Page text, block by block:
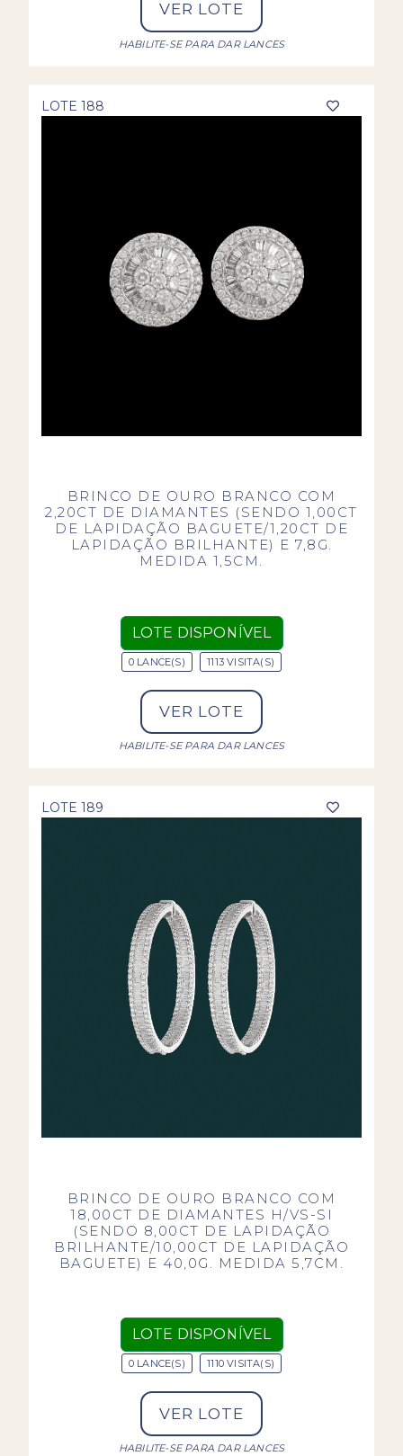
VER LOTE
HABILITE-SE PARA DAR LANCES
LOTE 188
BRINCO DE OURO BRANCO COM
2,20CT DE DIAMANTES (SENDO 1,00CT
DE LAPIDAÇÃO BAGUETE/1,20CT DE
LAPIDAÇÃO BRILHANTE) E 7,8G.
MEDIDA 1,5CM.
LOTE DISPONÍVEL
0 LANCE(S) 1113 VISITA(S)
VER LOTE
HABILITE-SE PARA DAR LANCES
LOTE 189
BRINCO DE OURO BRANCO COM
18,00CT DE DIAMANTES H/VS-SI
(SENDO 8,00CT DE LAPIDAÇÃO
BRILHANTE/10,00CT DE LAPIDAÇÃO
BAGUETE) E 40,0G. MEDIDA 5,7CM.
LOTE DISPONÍVEL
0 LANCE(S) 1110 VISITA(S)
VER LOTE
HABILITE-SE PARA DAR LANCES